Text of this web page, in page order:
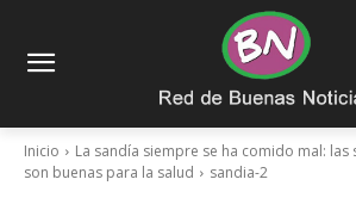
Inicio
La sandía siempre se ha comido mal: las
son buenas para la salud
sandia-2